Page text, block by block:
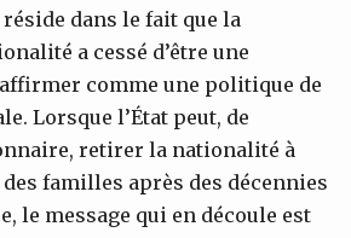
dans le fait que la
a cessé d’être une
comme une politique de
Lorsque l’État peut, de
retirer la nationalité à
familles après des décennies
le message qui en découle est